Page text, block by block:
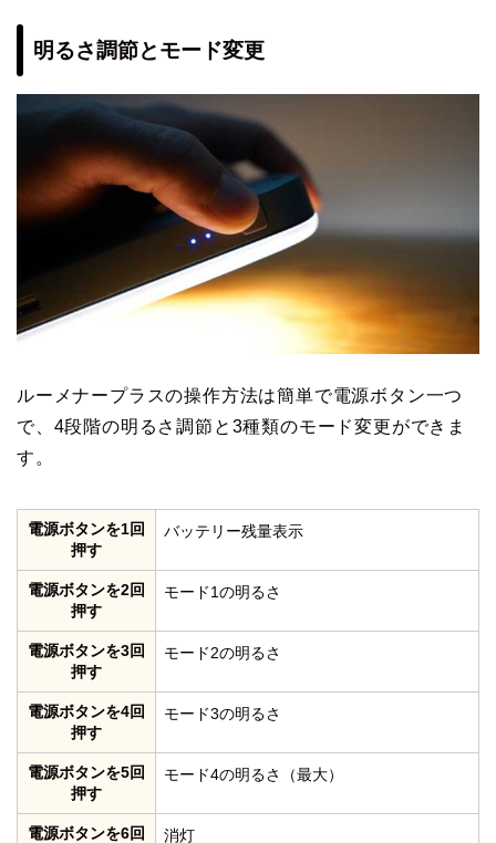
明るさ調節とモード変更
ルーメナープラスの操作方法は簡単で電源ボタン一つ
で、4段階の明るさ調節と3種類のモード変更ができま
す。
電源ボタンを1回
押す
バッテリー残量表示
電源ボタンを2回
押す
モード1の明るさ
電源ボタンを3回
押す
モード2の明るさ
電源ボタンを4回
押す
モード3の明るさ
電源ボタンを5回
押す
モード4の明るさ（最大）
電源ボタンを6回 消灯